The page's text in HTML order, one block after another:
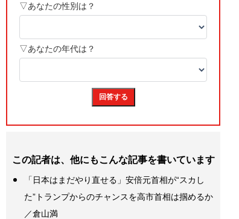
この記者は、他にもこんな記事を書いています
「日本はまだやり直せる」安倍元首相が“スカし
た”トランプからのチャンスを高市首相は掴めるか
／倉山満